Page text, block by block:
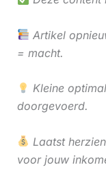
Artikel
= macht.
Kleine
doorgevoerd.
Laatst
voor jouw